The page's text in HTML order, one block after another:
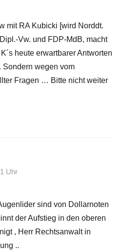
mit RA Kubicki [wird Norddt.
Vw. und FDP-MdB, macht
heute erwartbarer Antworten
Sondern wegen vom
Fragen … Bitte nicht weiter
Uhr
sind von Dollarnoten
der Aufstieg in den oberen
, Herr Rechtsanwalt in
..